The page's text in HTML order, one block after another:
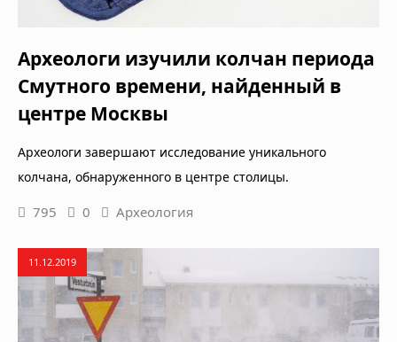
Археологи изучили колчан периода
Смутного времени, найденный в
центре Москвы
Археологи завершают исследование уникального
колчана, обнаруженного в центре столицы.
795 0 Археология
11.12.2019